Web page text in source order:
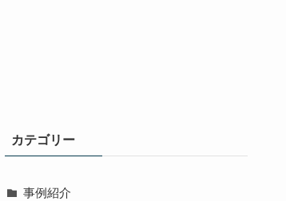
カテゴリー
事例紹介